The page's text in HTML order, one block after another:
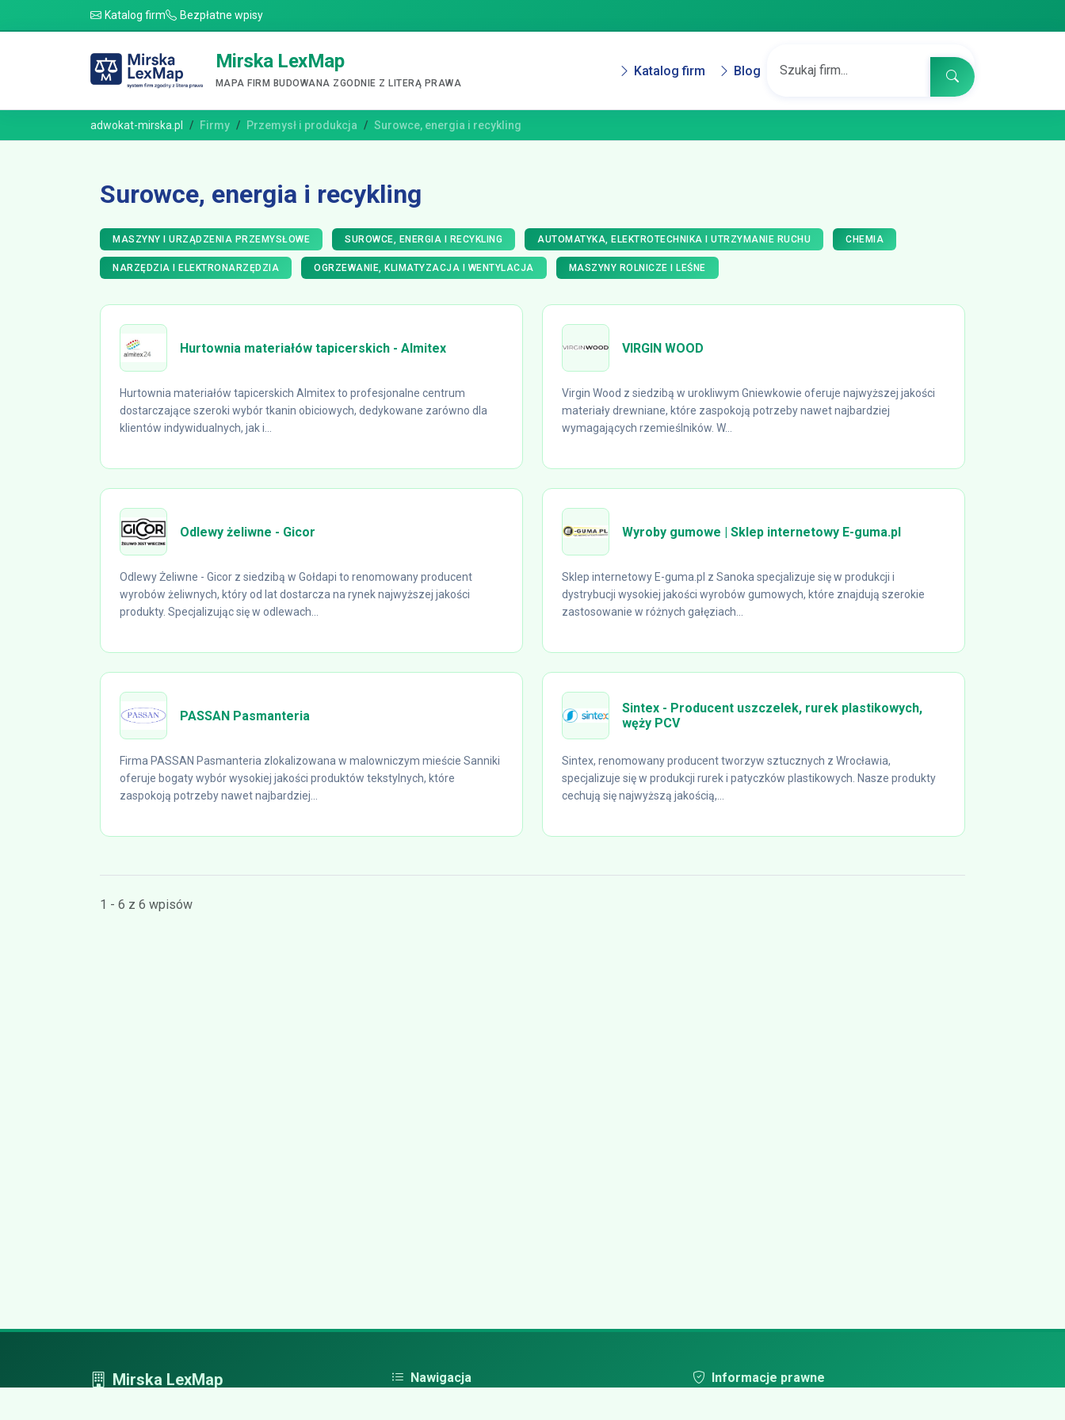
Katalog firm Bezpłatne wpisy
Mirska LexMap
MAPA FIRM BUDOWANA ZGODNIE Z LITERĄ PRAWA
Katalog firm Blog
adwokat-mirska.pl Firmy Przemysł i produkcja Surowce, energia i recykling
Surowce, energia i recykling
MASZYNY I URZĄDZENIA PRZEMYSŁOWE SUROWCE, ENERGIA I RECYKLING AUTOMATYKA, ELEKTROTECHNIKA I UTRZYMANIE RUCHU CHEMIA
NARZĘDZIA I ELEKTRONARZĘDZIA OGRZEWANIE, KLIMATYZACJA I WENTYLACJA MASZYNY ROLNICZE I LEŚNE
Hurtownia materiałów tapicerskich - Almitex
Hurtownia materiałów tapicerskich Almitex to profesjonalne centrum
dostarczające szeroki wybór tkanin obiciowych, dedykowane zarówno dla
klientów indywidualnych, jak i...
VIRGIN WOOD
Virgin Wood z siedzibą w urokliwym Gniewkowie oferuje najwyższej jakości
materiały drewniane, które zaspokoją potrzeby nawet najbardziej
wymagających rzemieślników. W...
Odlewy żeliwne - Gicor
Odlewy Żeliwne - Gicor z siedzibą w Gołdapi to renomowany producent
wyrobów żeliwnych, który od lat dostarcza na rynek najwyższej jakości
produkty. Specjalizując się w odlewach...
Wyroby gumowe | Sklep internetowy E-guma.pl
Sklep internetowy E-guma.pl z Sanoka specjalizuje się w produkcji i
dystrybucji wysokiej jakości wyrobów gumowych, które znajdują szerokie
zastosowanie w różnych gałęziach...
PASSAN Pasmanteria
Firma PASSAN Pasmanteria zlokalizowana w malowniczym mieście Sanniki
oferuje bogaty wybór wysokiej jakości produktów tekstylnych, które
zaspokoją potrzeby nawet najbardziej...
Sintex - Producent uszczelek, rurek plastikowych,
węży PCV
Sintex, renomowany producent tworzyw sztucznych z Wrocławia,
specjalizuje się w produkcji rurek i patyczków plastikowych. Nasze produkty
cechują się najwyższą jakością,...
1 - 6 z 6 wpisów
Mirska LexMap Nawigacja Informacje prawne